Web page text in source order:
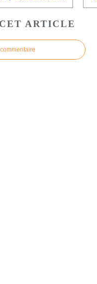
ARTICLE